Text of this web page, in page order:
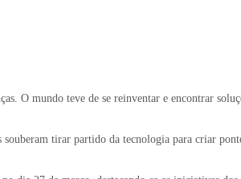
O mundo teve de se reinventar e encontrar
tirar partido da tecnologia para criar